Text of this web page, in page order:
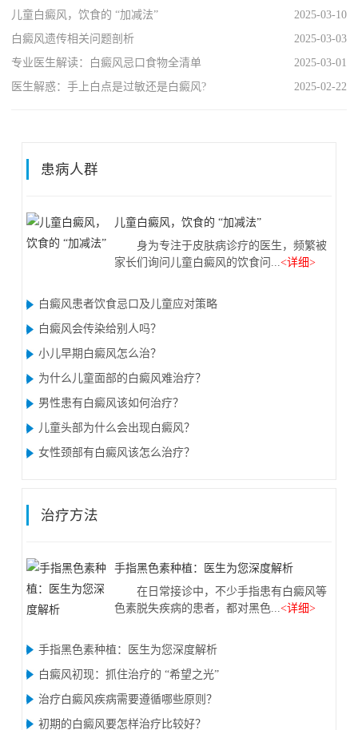
儿童白癜风，饮食的 “加减法”
2025-03-10
白癜风遗传相关问题剖析
2025-03-03
专业医生解读：白癜风忌口食物全清单
2025-03-01
医生解惑：手上白点是过敏还是白癜风?
2025-02-22
患病人群
儿童白癜风，饮食的 “加减法”
身为专注于皮肤病诊疗的医生，频繁被
家长们询问儿童白癜风的饮食问...<详细>
白癜风患者饮食忌口及儿童应对策略
白癜风会传染给别人吗？
小儿早期白癜风怎么治？
为什么儿童面部的白癜风难治疗？
男性患有白癜风该如何治疗？
儿童头部为什么会出现白癜风？
女性颈部有白癜风该怎么治疗？
治疗方法
手指黑色素种植：医生为您深度解析
在日常接诊中，不少手指患有白癜风等
色素脱失疾病的患者，都对黑色... <详细>
手指黑色素种植：医生为您深度解析
白癜风初现：抓住治疗的 “希望之光”
治疗白癜风疾病需要遵循哪些原则？
初期的白癜风要怎样治疗比较好？